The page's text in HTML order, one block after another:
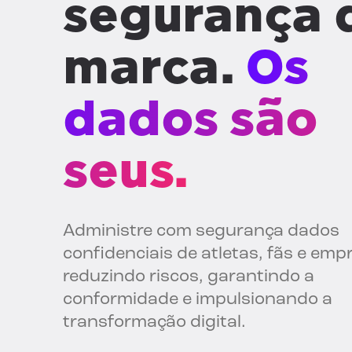
segurança
marca. Os
dados são
seus.
Administre com segurança dados
confidenciais de atletas, fãs e
reduzindo riscos, garantindo a
conformidade e impulsionando a
transformação digital.